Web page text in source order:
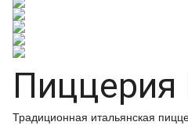
Пиццерия
Традиционная итальянская